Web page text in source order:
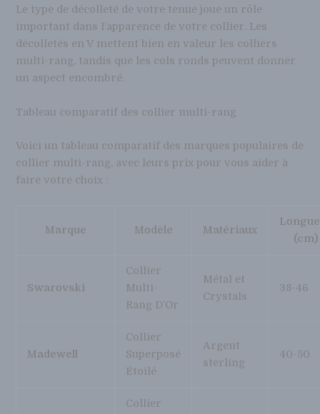
Le type de décolleté de votre tenue joue un rôle
important dans l’apparence de votre collier. Les
décolletés en V mettent bien en valeur les colliers
multi-rang, tandis que les cols ronds peuvent donner
un aspect encombré.
Tableau comparatif des collier multi-rang
Voici un tableau comparatif des marques populaires de
collier multi-rang, avec leurs prix pour vous aider à
faire votre choix :
Marque Modèle Matériaux
(cm)
Swarovski
Collier
Multi-
Rang D’Or
Métal et
Crystals
38-46
Madewell
Collier
Superposé
Étoilé
Argent
sterling
40-50
Collier